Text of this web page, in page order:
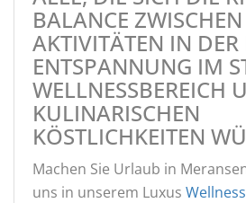
BALANCE ZWISCHEN
AKTIVITÄTEN IN
ENTSPANNUNG IM
WELLNESSBEREICH
KULINARISCHEN
KÖSTLICHKEITEN
Machen Sie Urlaub in
uns in unserem Luxus